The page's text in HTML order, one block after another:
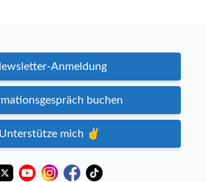
Anmeldung
buchen
Unterstütze mich ✌️